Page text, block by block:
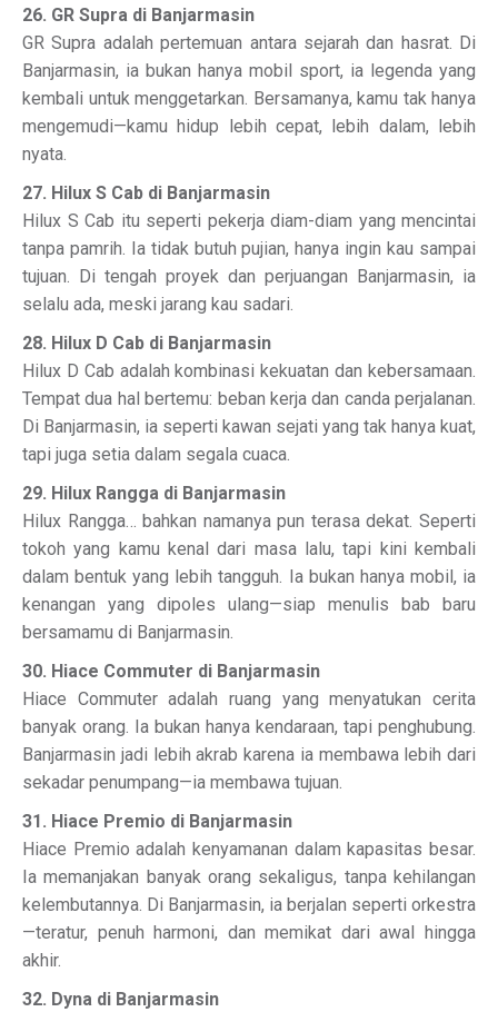
26. GR Supra di Banjarmasin
GR Supra adalah pertemuan antara sejarah dan hasrat. Di
Banjarmasin, ia bukan hanya mobil sport, ia legenda yang
kembali untuk menggetarkan. Bersamanya, kamu tak hanya
mengemudi—kamu hidup lebih cepat, lebih dalam, lebih
nyata.
27. Hilux S Cab di Banjarmasin
Hilux S Cab itu seperti pekerja diam-diam yang mencintai
tanpa pamrih. Ia tidak butuh pujian, hanya ingin kau sampai
tujuan. Di tengah proyek dan perjuangan Banjarmasin, ia
selalu ada, meski jarang kau sadari.
28. Hilux D Cab di Banjarmasin
Hilux D Cab adalah kombinasi kekuatan dan kebersamaan.
Tempat dua hal bertemu: beban kerja dan canda perjalanan.
Di Banjarmasin, ia seperti kawan sejati yang tak hanya kuat,
tapi juga setia dalam segala cuaca.
29. Hilux Rangga di Banjarmasin
Hilux Rangga… bahkan namanya pun terasa dekat. Seperti
tokoh yang kamu kenal dari masa lalu, tapi kini kembali
dalam bentuk yang lebih tangguh. Ia bukan hanya mobil, ia
kenangan yang dipoles ulang—siap menulis bab baru
bersamamu di Banjarmasin.
30. Hiace Commuter di Banjarmasin
Hiace Commuter adalah ruang yang menyatukan cerita
banyak orang. Ia bukan hanya kendaraan, tapi penghubung.
Banjarmasin jadi lebih akrab karena ia membawa lebih dari
sekadar penumpang—ia membawa tujuan.
31. Hiace Premio di Banjarmasin
Hiace Premio adalah kenyamanan dalam kapasitas besar.
Ia memanjakan banyak orang sekaligus, tanpa kehilangan
kelembutannya. Di Banjarmasin, ia berjalan seperti orkestra
—teratur, penuh harmoni, dan memikat dari awal hingga
akhir.
32. Dyna di Banjarmasin